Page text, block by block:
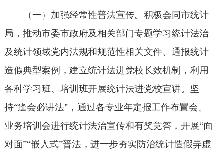
（一）加强经常性普法宣传。积极会同市统计
局，推动市委市政府及相关部门专题学习统计法治
及统计领域党内法规和规范性相关文件、通报统计
造假典型案例，建立统计法进党校长效机制，利用
各种学习班、培训班开展统计法进党校宣讲。 坚
持“逢会必讲法”，通过各专业年定报工作布置会、
业务培训会进行统计法治宣传和有奖竞答，开展“面
对面”“嵌入式”普法，进一步夯实防治统计造假弄虚